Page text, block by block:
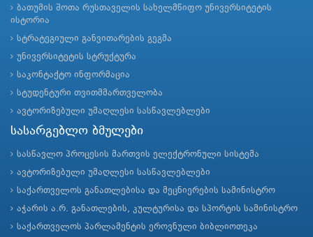
ბათუმის შოთა რუსთაველის სახელმწიფო უნივერსიტეტის
ისტორია
სტრატეგიული განვითარების გეგმა
უნივერსიტეტის სტრუქტურა
საკონტაქტო ინფორმაცია
სტუდენტური თვითმმართველობა
ავტორიზებული უმაღლესი სასწავლებლები
სასარგებლო ბმულები
სასწავლო პროცესის მართვის ელექტრონული სისტემა
ავტორიზებული უმაღლესი სასწავლებლები
საქართველოს განათლებისა და მეცნიერების სამინისტრო
აჭარის ა.რ. განათლების, კულტურისა და სპორტის სამინისტრო
საქართველოს პარლამენტის ეროვნული ბიბლიოთეკა